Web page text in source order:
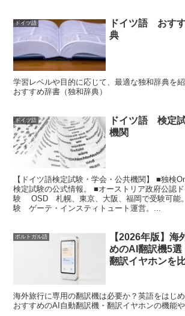
ドイツ語
ドイツ語 おす
典
学習レベルや目的に応じて、最適な独和辞典を
おすすめ辞書（独和辞典）
ドイツ語
ドイツ語 検定
機関
【ドイツ語検定試験・学会・公共機関】 ■独検
検定試験の公式情報。 ■オーストリア政府公認
験 OSD 札幌、東京、大阪、福岡で受験可能
験 ゲーテ・インスティトュート運営。...
ポルトガル語
【2026年版】海
めのAI翻訳機5選
翻訳イヤホンを
海外旅行に専用の翻訳機は必要か？英語をはじ
おすすめのAI自動翻訳機・翻訳イヤホンの機能や